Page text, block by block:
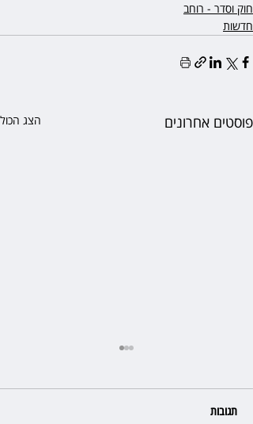
חוק וסדר - רוחב
חדשות
פוסטים אחרונים הצג הכול
תגובות